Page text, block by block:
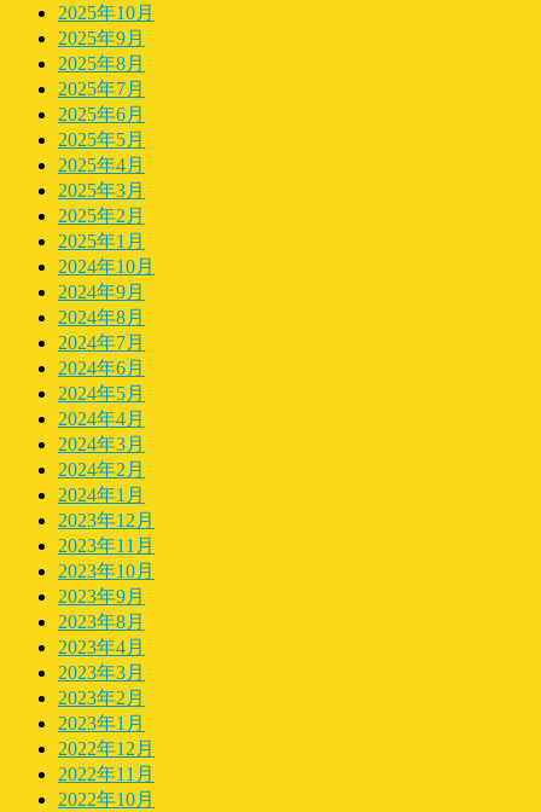
2025年10月
2025年9月
2025年8月
2025年7月
2025年6月
2025年5月
2025年4月
2025年3月
2025年2月
2025年1月
2024年10月
2024年9月
2024年8月
2024年7月
2024年6月
2024年5月
2024年4月
2024年3月
2024年2月
2024年1月
2023年12月
2023年11月
2023年10月
2023年9月
2023年8月
2023年4月
2023年3月
2023年2月
2023年1月
2022年12月
2022年11月
2022年10月